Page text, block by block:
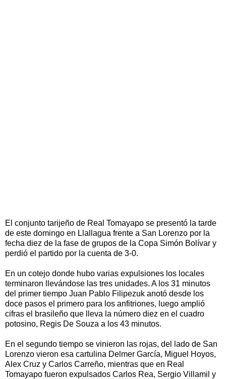
El conjunto tarijeño de Real Tomayapo se presentó la tarde
de este domingo en Llallagua frente a San Lorenzo por la
fecha diez de la fase de grupos de la Copa Simón Bolívar y
perdió el partido por la cuenta de 3-0.
En un cotejo donde hubo varias expulsiones los locales
terminaron llevándose las tres unidades. A los 31 minutos
del primer tiempo Juan Pablo Filipezuk anotó desde los
doce pasos el primero para los anfitriones, luego amplió
cifras el brasileño que lleva la número diez en el cuadro
potosino, Regis De Souza a los 43 minutos.
En el segundo tiempo se vinieron las rojas, del lado de San
Lorenzo vieron esa cartulina Delmer García, Miguel Hoyos,
Alex Cruz y Carlos Carreño, mientras que en Real
Tomayapo fueron expulsados Carlos Rea, Sergio Villamil y